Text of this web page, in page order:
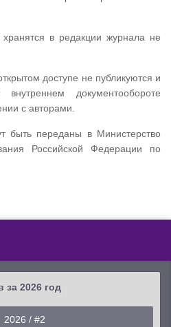
в редакции журнала не
доступе не публикуются и
документообороте
с авторами.
быть переданы в Министерство
Российской Федерации по
за 2026 год
2026 / #2